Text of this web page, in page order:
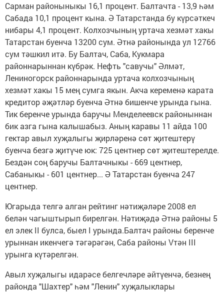
Сарман районыныкы 16,1 процент. Балтачта - 13,9 һәм
Сабада 10,1 процент кына. Ә Татарстанда бу күрсәткеч
нибары 4,1 процент. Колхозчының уртача хезмәт хакы
Татарстан буенча 13200 сум. Әтнә районында ул 12766
сум тәшкил итә. Бу Балтач, Саба, Кукмара
районнарыннан күбрәк. Нефть "савучы" Әлмәт,
Лениногорск районнарында уртача колхозчының
хезмәт хакы 15 мең сумга якын. Акча кеременә карата
кредитор әҗәтләр буенча Әтнә бишенче урында гына.
Тик беренче урында баручы Менделеевск районыннан
бик азга гына калышабыз. Аның каравы 11 айда 100
гектар авыл хуҗалыгы җирләренә сөт җитештерү
буенча безгә җитүче юк: 725 центнер сөт җитештерелде.
Бездән соң баручы Балтачныкы - 669 центнер,
Сабаныкы - 601 центнер... Ә Татарстан буенча 247
центнер.
Югарыда телгә алган рейтинг нәтиҗәләре 2008 ел
белән чагыштырып бирелгән. Нәтиҗәдә Әтнә районы 5
ел элек II булса, быел I урында.Балтач районы беренче
урыннан икенчегә тәгәрәгән, Саба районы Vтән III
урынга күтәрелгән.
Авыл хуҗалыгы идарәсе белгечләре әйтүенчә, безнең
районда "Шахтер" һәм "Ленин" хуҗалыклары